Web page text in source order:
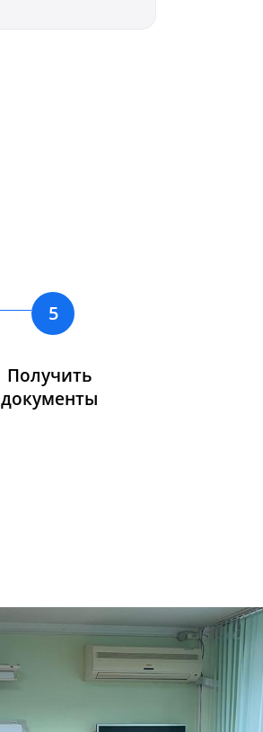
5
Получить
документы